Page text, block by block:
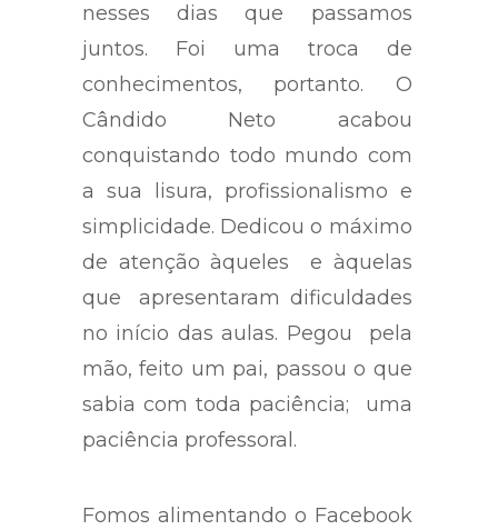
nesses dias que passamos
juntos. Foi uma troca de
conhecimentos, portanto. O
Cândido Neto acabou
conquistando todo mundo com
a sua lisura, profissionalismo e
simplicidade. Dedicou o máximo
de atenção àqueles e àquelas
que apresentaram dificuldades
no início das aulas. Pegou pela
mão, feito um pai, passou o que
sabia com toda paciência; uma
paciência professoral.
Fomos alimentando o Facebook